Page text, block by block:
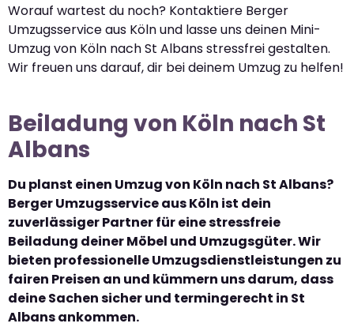
Worauf wartest du noch? Kontaktiere Berger
Umzugsservice aus Köln und lasse uns deinen Mini-
Umzug von Köln nach St Albans stressfrei gestalten.
Wir freuen uns darauf, dir bei deinem Umzug zu helfen!
Beiladung von Köln nach St
Albans
Du planst einen Umzug von Köln nach St Albans?
Berger Umzugsservice aus Köln ist dein
zuverlässiger Partner für eine stressfreie
Beiladung deiner Möbel und Umzugsgüter. Wir
bieten professionelle Umzugsdienstleistungen zu
fairen Preisen an und kümmern uns darum, dass
deine Sachen sicher und termingerecht in St
Albans ankommen.